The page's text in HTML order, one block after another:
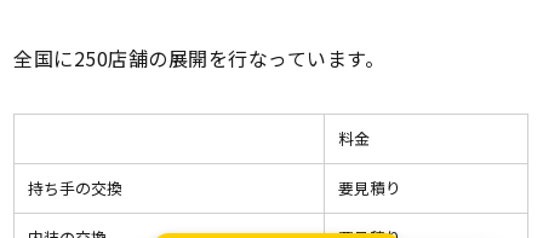
全国に250店舗の展開を行なっています。
料金
持ち手の交換 要見積り